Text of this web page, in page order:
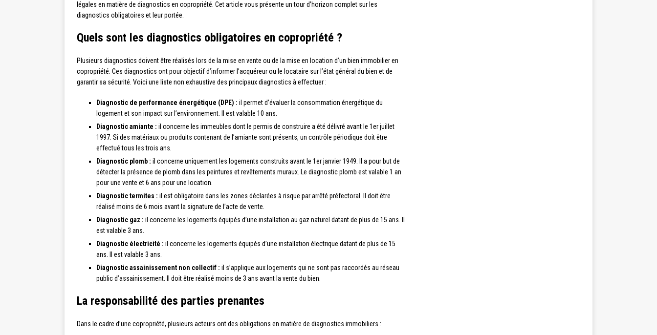
légales en matière de diagnostics en copropriété. Cet article vous présente un tour d’horizon complet sur les
diagnostics obligatoires et leur portée.
Quels sont les diagnostics obligatoires en copropriété ?
Plusieurs diagnostics doivent être réalisés lors de la mise en vente ou de la mise en location d’un bien immobilier en
copropriété. Ces diagnostics ont pour objectif d’informer l’acquéreur ou le locataire sur l’état général du bien et de
garantir sa sécurité. Voici une liste non exhaustive des principaux diagnostics à effectuer :
Diagnostic de performance énergétique (DPE) : il permet d’évaluer la consommation énergétique du
logement et son impact sur l’environnement. Il est valable 10 ans.
Diagnostic amiante : il concerne les immeubles dont le permis de construire a été délivré avant le 1er juillet
1997. Si des matériaux ou produits contenant de l’amiante sont présents, un contrôle périodique doit être
effectué tous les trois ans.
Diagnostic plomb : il concerne uniquement les logements construits avant le 1er janvier 1949. Il a pour but de
détecter la présence de plomb dans les peintures et revêtements muraux. Le diagnostic plomb est valable 1 an
pour une vente et 6 ans pour une location.
Diagnostic termites : il est obligatoire dans les zones déclarées à risque par arrêté préfectoral. Il doit être
réalisé moins de 6 mois avant la signature de l’acte de vente.
Diagnostic gaz : il concerne les logements équipés d’une installation au gaz naturel datant de plus de 15 ans. Il
est valable 3 ans.
Diagnostic électricité : il concerne les logements équipés d’une installation électrique datant de plus de 15
ans. Il est valable 3 ans.
Diagnostic assainissement non collectif : il s’applique aux logements qui ne sont pas raccordés au réseau
public d’assainissement. Il doit être réalisé moins de 3 ans avant la vente du bien.
La responsabilité des parties prenantes
Dans le cadre d’une copropriété, plusieurs acteurs ont des obligations en matière de diagnostics immobiliers :